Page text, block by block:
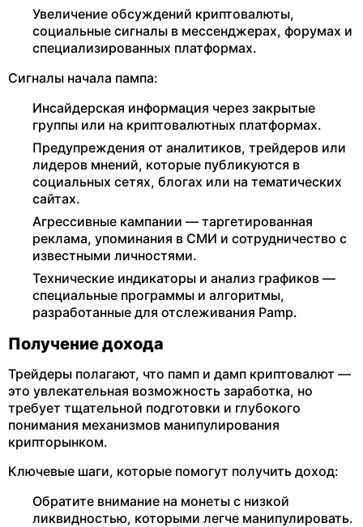
Увеличение обсуждений криптовалюты,
социальные сигналы в мессенджерах, форумах и
специализированных платформах.
Сигналы начала пампа:
Инсайдерская информация через закрытые
группы или на криптовалютных платформах.
Предупреждения от аналитиков, трейдеров или
лидеров мнений, которые публикуются в
социальных сетях, блогах или на тематических
сайтах.
Агрессивные кампании — таргетированная
реклама, упоминания в СМИ и сотрудничество с
известными личностями.
Технические индикаторы и анализ графиков —
специальные программы и алгоритмы,
разработанные для отслеживания Pamp.
Получение дохода
Трейдеры полагают, что памп и дамп криптовалют —
это увлекательная возможность заработка, но
требует тщательной подготовки и глубокого
понимания механизмов манипулирования
крипторынком.
Ключевые шаги, которые помогут получить доход:
Обратите внимание на монеты с низкой
ликвидностью, которыми легче манипулировать.